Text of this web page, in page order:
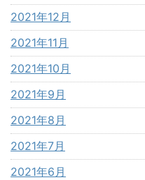
2021年12月
2021年11月
2021年10月
2021年9月
2021年8月
2021年7月
2021年6月